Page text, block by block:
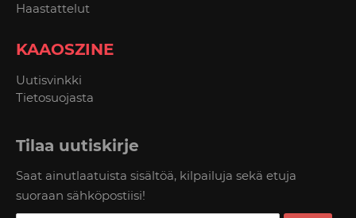
Haastattelut
KAAOSZINE
Uutisvinkki
Tietosuojasta
Tilaa uutiskirje
Saat ainutlaatuista sisältöä, kilpailuja sekä etuja
suoraan sähköpostiisi!